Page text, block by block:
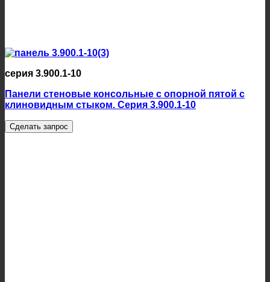
серия 3.900.1-10
Панели стеновые консольные с опорной пятой с
клиновидным стыком. Серия 3.900.1-10
Сделать запрос